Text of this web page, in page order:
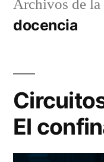
Archivos de la
docencia
El